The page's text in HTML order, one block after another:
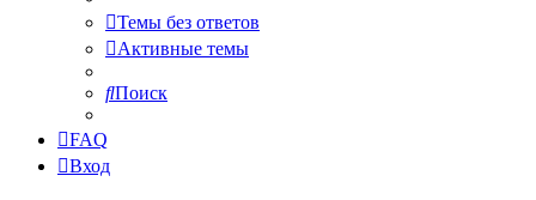
Темы без ответов
Активные темы
Поиск
FAQ
Вход